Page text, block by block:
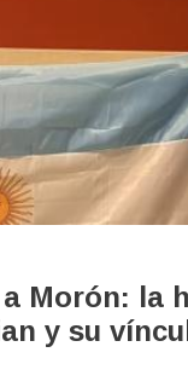
a Morón: la
y su